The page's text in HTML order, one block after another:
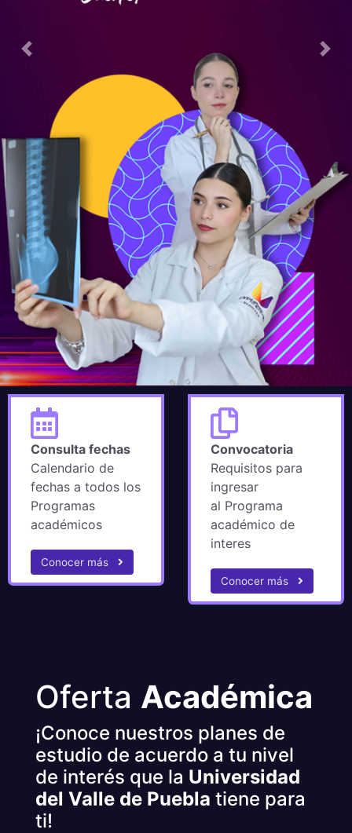
Previous Next
Consulta fechas
Calendario de
fechas a todos los
Programas
académicos
Conocer más
Convocatoria
Requisitos para
ingresar
al Programa
académico de
interes
Conocer más
Oferta Académica
¡Conoce nuestros planes de
estudio de acuerdo a tu nivel
de interés que la Universidad
del Valle de Puebla tiene para
ti!